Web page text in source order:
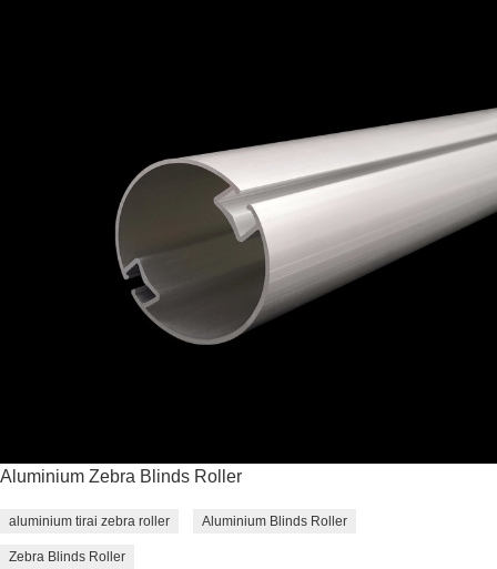
Aluminium Zebra Blinds Roller
aluminium tirai zebra roller Aluminium Blinds Roller
Zebra Blinds Roller